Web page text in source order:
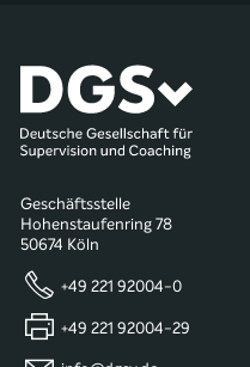
Geschäftsstelle
Hohenstaufenring 78
50674 Köln
+49 221 92004-0
+49 221 92004-29